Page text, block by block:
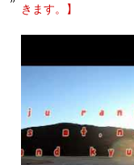
きます。】